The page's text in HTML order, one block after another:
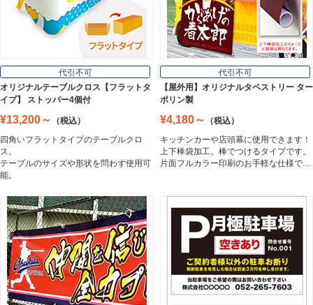
Wall Sign
フロアサイン／路面表示
Floor / Road Surface Sign
アルミ複合板
Aluminum Composite Board
スチレンボード
Styrene Board
板材
Board
代引不可
オリジナルテーブルクロス【フラットタ
イプ】 ストッパー4個付
¥13,200～
（税込）
四角いフラットタイプのテーブルクロ
ス。
テーブルのサイズや形状を問わず使用可
能。
代引不可
【屋外用】オリジナルタペストリー ター
ポリン製
¥4,180～
（税込）
キッチンカーや店頭幕に使用できます！
上下棒袋加工。棒でつけるタイプです。
片面フルカラー印刷のお手軽な仕様で…